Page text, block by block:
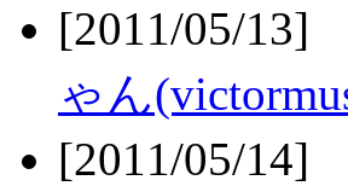
[2011/05/13]
ゃん
[2011/05/14]